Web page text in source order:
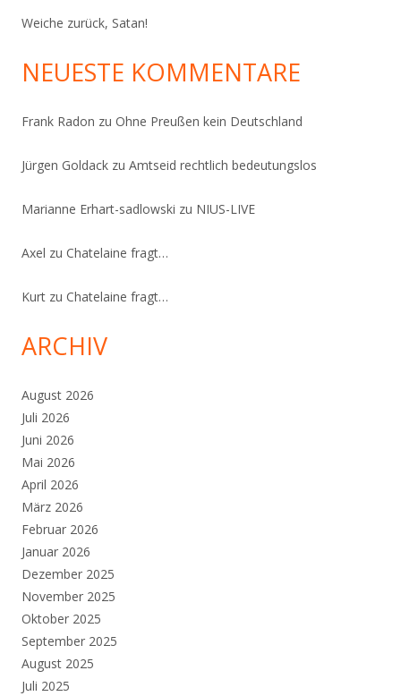
Weiche zurück, Satan!
NEUESTE KOMMENTARE
Frank Radon zu Ohne Preußen kein Deutschland
Jürgen Goldack zu Amtseid rechtlich bedeutungslos
Marianne Erhart-sadlowski zu NIUS-LIVE
Axel zu Chatelaine fragt…
Kurt zu Chatelaine fragt…
ARCHIV
August 2026
Juli 2026
Juni 2026
Mai 2026
April 2026
März 2026
Februar 2026
Januar 2026
Dezember 2025
November 2025
Oktober 2025
September 2025
August 2025
Juli 2025